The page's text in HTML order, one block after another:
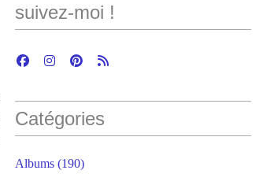
suivez-moi !
Catégories
Albums (190)